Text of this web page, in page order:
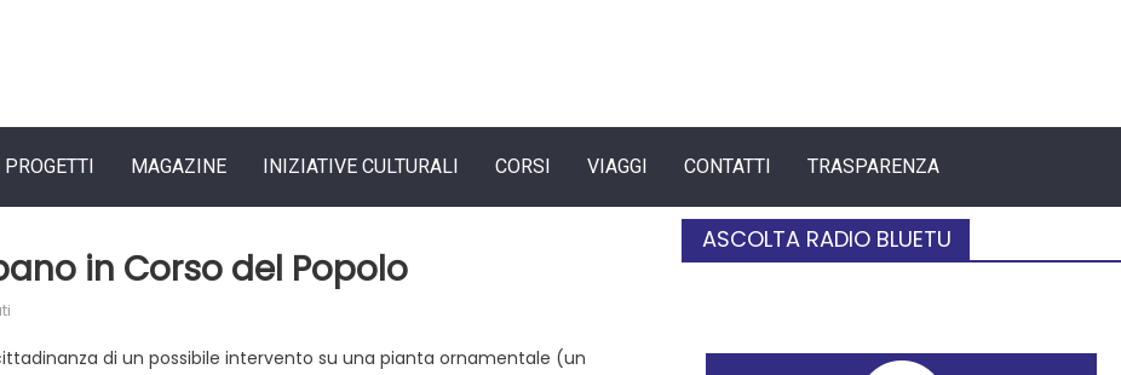
PROGETTI MAGAZINE INIZIATIVE CULTURALI CORSI VIAGGI CONTATTI TRASPARENZA
in Corso del Popolo
di un possibile intervento su una pianta ornamentale (un
ASCOLTA RADIO BLUETU